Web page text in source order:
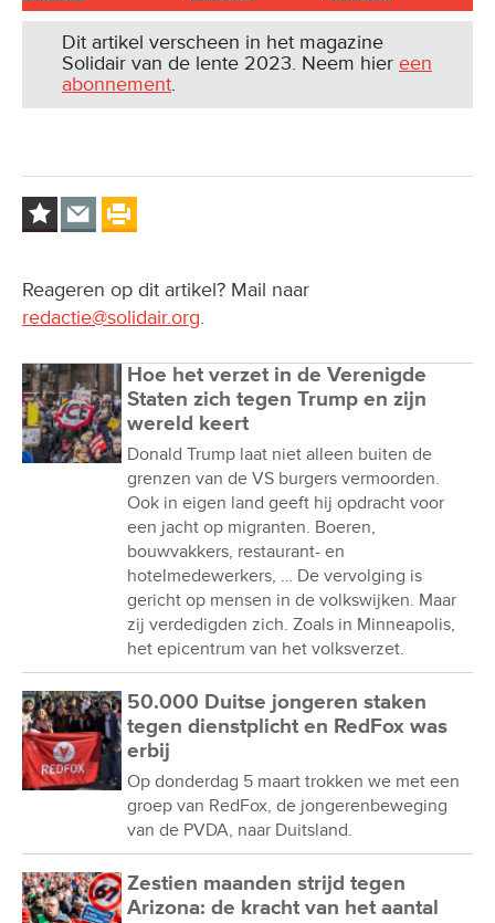
Dit artikel verscheen in het magazine
Solidair van de lente 2023. Neem hier een
abonnement.
Reageren op dit artikel? Mail naar
redactie@solidair.org.
Hoe het verzet in de Verenigde
Staten zich tegen Trump en zijn
wereld keert
Donald Trump laat niet alleen buiten de
grenzen van de VS burgers vermoorden.
Ook in eigen land geeft hij opdracht voor
een jacht op migranten. Boeren,
bouwvakkers, restaurant- en
hotelmedewerkers, … De vervolging is
gericht op mensen in de volkswijken. Maar
zij verdedigden zich. Zoals in Minneapolis,
het epicentrum van het volksverzet.
50.000 Duitse jongeren staken
tegen dienstplicht en RedFox was
erbij
Op donderdag 5 maart trokken we met een
groep van RedFox, de jongerenbeweging
van de PVDA, naar Duitsland.
Zestien maanden strijd tegen
Arizona: de kracht van het aantal